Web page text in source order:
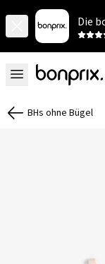
Die
BHs ohne Bügel